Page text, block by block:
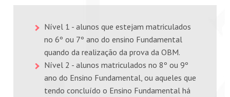
Nível 1 - alunos que estejam matriculados
no 6º ou 7º ano do ensino Fundamental
quando da realização da prova da OBM.
Nível 2 - alunos matriculados no 8º ou 9º
ano do Ensino Fundamental, ou aqueles que
tendo concluído o Ensino Fundamental há